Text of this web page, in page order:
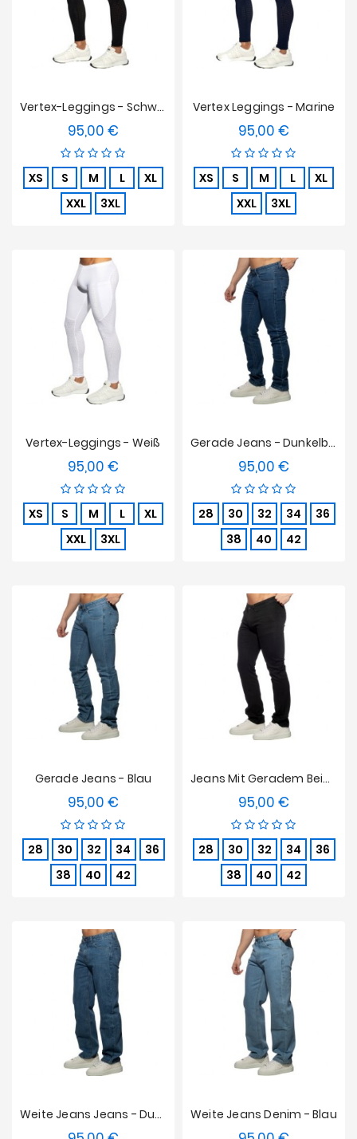
Vertex-Leggings - Schwarz
95,00 €
XS S M L
XL
XXL
3XL
Vertex Leggings - Marine
95,00 €
XS S M L
XL
XXL
3XL
Vertex-Leggings - Weiß
95,00 €
XS S M L
XL
XXL
3XL
Gerade Jeans - Dunkelblau
95,00 €
28 30 32 34
36
38
40 42
Gerade Jeans - Blau
95,00 €
28 30 32 34
36
38
40 42
Jeans Mit Geradem Beine - Schwarz
95,00 €
28 30 32 34
36
38
40 42
Weite Jeans Jeans - Dunkelblau Weite Jeans Denim - Blau